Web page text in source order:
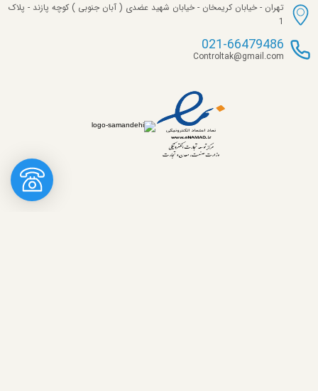
تهران - خیابان کریمخان - خیابان شهید عضدی ( آبان جنوبی ) کوچه پازند - پلاک
1
021-66479486
Controltak@gmail.com